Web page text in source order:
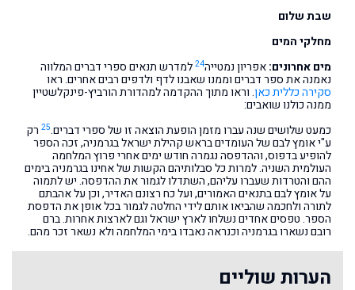
שבת שלום
מחלקי המים
מים אחרונים:אפריון נמטייה24 למדרש תנאים ספרי דברים המלווה
נאמנה את ספר דברים וממנו שאבנו לדף ולדפים רבים אחרים. ראו
סקירה כללית כאן. וראו מתוך ההקדמה למהדורת הורביץ-פינקלשטיין
ממנה כולנו שואבים:
כמעט שלושים שנה עברו מזמן הופעת הוצאה זו של ספרי דברים.25 רק
ע"י אומץ לבם של העומדים בראש קהילת ישראל בגרמניה, זכה הספר
להופיע בדפוס, וההדפסה נגמרה חודש ימים אחרי פרוץ המלחמה
העולמית השניה. למרות כל סבלותיהם הקשות של אחינו בגרמניה בימים
ההם והטרדות שעברו עליהם, השתדלו לגמור את ההדפסה. יש לתמוה
על אומץ לבם בתנאים האמורים, ועל כח רצונם האדיר, וכן על אהבתם
לתורה ולחכמה שהביאו אותם לידי החלטה לגמור בכל אופן את הדפסת
הספר. טפסים אחדים נשלחו לארץ ישראל וגם לארצות אחרות. ברם
רובם נשארו בגרמניה וכנראה נאבדו בימי המלחמה ולא נשאר זכר מהם.
הערות שוליים